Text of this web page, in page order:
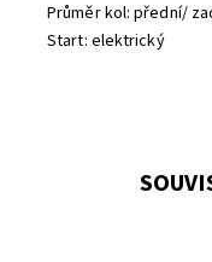
Průměr kol: přední/
Start: elektrický